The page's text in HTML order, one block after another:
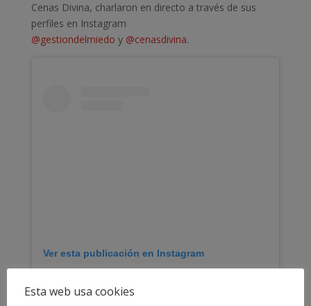
Cenas Divina, charlaron en directo a través de sus
perfiles en Instagram
@gestiondelmiedo y @cenasdivina.
Ver esta publicación en Instagram
Esta web usa cookies